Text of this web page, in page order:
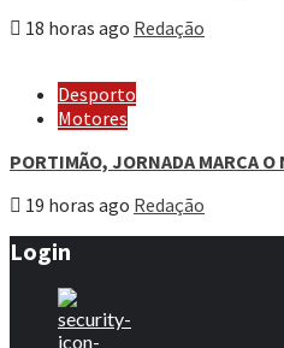
18 horas ago Redação
Desporto
Motores
PORTIMÃO, JORNADA MARCA O
19 horas ago Redação
Login